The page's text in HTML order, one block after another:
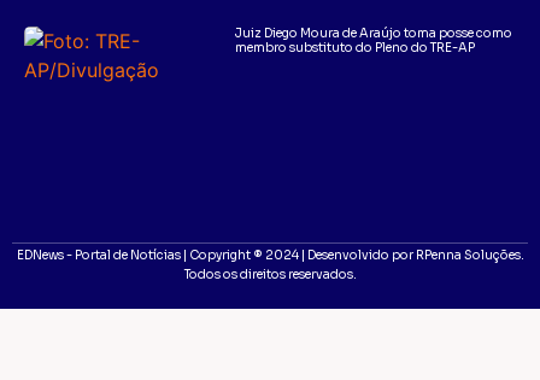
Juiz Diego Moura de Araújo toma posse como
membro substituto do Pleno do TRE-AP
EDNews - Portal de Notícias | Copyright ® 2024 | Desenvolvido por RPenna Soluções.
Todos os direitos reservados.